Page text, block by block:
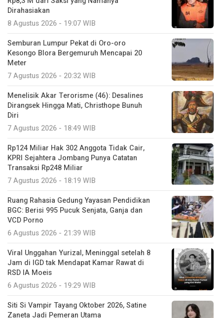
Dirahasiakan
8 Agustus 2026 - 19:07 WIB
Semburan Lumpur Pekat di Oro-oro
Kesongo Blora Bergemuruh Mencapai 20
Meter
7 Agustus 2026 - 20:32 WIB
Menelisik Akar Terorisme (46): Desalines
Dirangsek Hingga Mati, Christhope Bunuh
Diri
7 Agustus 2026 - 18:49 WIB
Rp124 Miliar Hak 302 Anggota Tidak Cair,
KPRI Sejahtera Jombang Punya Catatan
Transaksi Rp248 Miliar
7 Agustus 2026 - 18:19 WIB
Ruang Rahasia Gedung Yayasan Pendidikan
BGC: Berisi 995 Pucuk Senjata, Ganja dan
VCD Porno
6 Agustus 2026 - 21:39 WIB
Viral Unggahan Yurizal, Meninggal setelah 8
Jam di IGD tak Mendapat Kamar Rawat di
RSD IA Moeis
6 Agustus 2026 - 19:29 WIB
Siti Si Vampir Tayang Oktober 2026, Satine
Zaneta Jadi Pemeran Utama